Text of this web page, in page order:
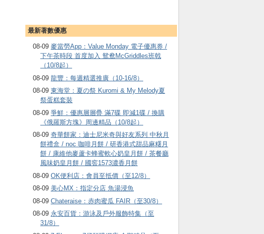
最新著數優惠
08-09 麥當勞App：Value Monday 電子優惠券 /
下午茶時段 首度加入 鴛鴦McGriddles班戟
（10/8起）
08-09 龍豐：每週精選推廣（10-16/8）
08-09 東海堂：夏の祭 Kuromi & My Melody夏
祭蛋糕套裝
08-09 爭鮮：優惠層層疊 滿7碟 即減1碟 / 換購
《俄羅斯方塊》周邊精品（10/8起）
08-09 奇華餅家：迪士尼米奇與好友系列 中秋月
餅禮盒 / noc 咖啡月餅 / 研香港式甜品麻糬月
餅 / 康維他麥蘆卡蜂蜜軟心奶皇月餅 / 茶餐廳
風味奶皇月餅 / 國窖1573濃香月餅
08-09 OK便利店：會員至抵價（至12/8）
08-09 美心MX：指定分店 魚湯浸魚
08-09 Chateraise：赤肉蜜瓜 FAIR（至30/8）
08-09 永安百貨：游泳及戶外服飾特集（至
31/8）